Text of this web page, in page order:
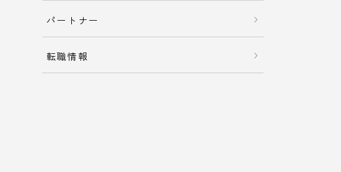
パートナー
転職情報